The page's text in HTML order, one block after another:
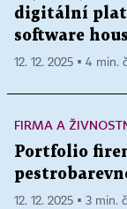
digitální
software
12. 12. 2025 ▪ 4 min.
FIRMA A
Portfolio
12. 12. 2025 ▪ 3 min.